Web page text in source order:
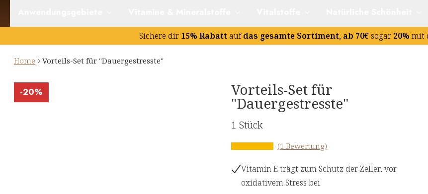
Sichere dir 15% Rabatt aufdas gesamte Sortiment, ab 70€ sogar 20% mit
Home Vorteils-Set für "Dauergestresste"
-20% Vorteils-Set für
"Dauergestresste"
1 Stück
(1 Bewertung)
Vitamin E trägt zum Schutz der Zellen vor
oxidativem Stress bei